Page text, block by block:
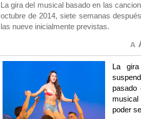
La gira del musical basado en las
octubre de 2014, siete semanas
las nueve inicialmente previstas.
La
pasado
poder